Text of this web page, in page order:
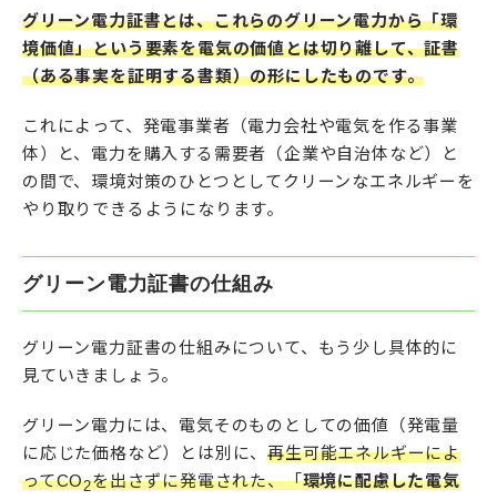
グリーン電力証書とは、これらのグリーン電力から「環
境価値」という要素を電気の価値とは切り離して、証書
（ある事実を証明する書類）の形にしたものです。
これによって、発電事業者（電力会社や電気を作る事業
体）と、電力を購入する需要者（企業や自治体など）と
の間で、環境対策のひとつとしてクリーンなエネルギーを
やり取りできるようになります。
グリーン電力証書の仕組み
グリーン電力証書の仕組みについて、もう少し具体的に
見ていきましょう。
グリーン電力には、電気そのものとしての価値（発電量
に応じた価格など）とは別に、再生可能エネルギーによ
ってCO2を出さずに発電された、「環境に配慮した電気